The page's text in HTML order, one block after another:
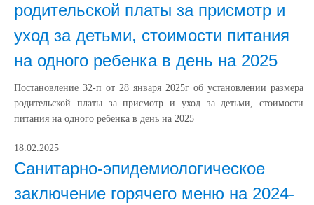
родительской платы за присмотр и
уход за детьми, стоимости питания
на одного ребенка в день на 2025
Постановление 32-п от 28 января 2025г об установлении размера
родительской платы за присмотр и уход за детьми, стоимости
питания на одного ребенка в день на 2025
18.02.2025
Санитарно-эпидемиологическое
заключение горячего меню на 2024-